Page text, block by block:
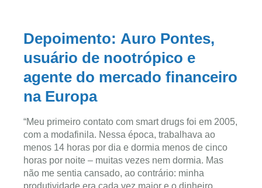
Depoimento: Auro Pontes,
usuário de nootrópico e
agente do mercado financeiro
na Europa
“Meu primeiro contato com smart drugs foi em 2005,
com a modafinila. Nessa época, trabalhava ao
menos 14 horas por dia e dormia menos de cinco
horas por noite – muitas vezes nem dormia. Mas
não me sentia cansado, ao contrário: minha
produtividade era cada vez maior e o dinheiro